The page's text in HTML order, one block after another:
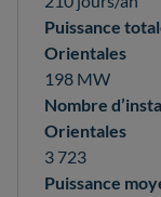
Puissance
Orientales
198 MW
Nombre
Orientales
3 723
Puissance